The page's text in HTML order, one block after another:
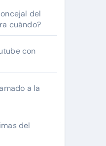
del
cuándo?
con
a la
del